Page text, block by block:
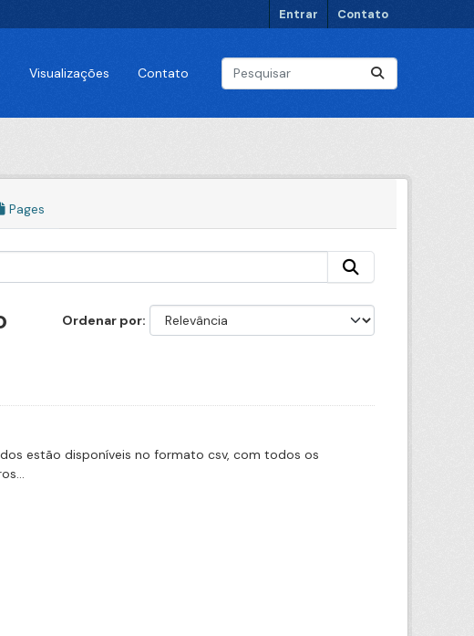
Entrar Contato
Visualizações Contato
Pages
Ordenar por
estão disponíveis no formato csv, com todos os